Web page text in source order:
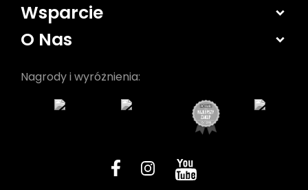
Wsparcie
O Nas
Nagrody i wyróżnienia: